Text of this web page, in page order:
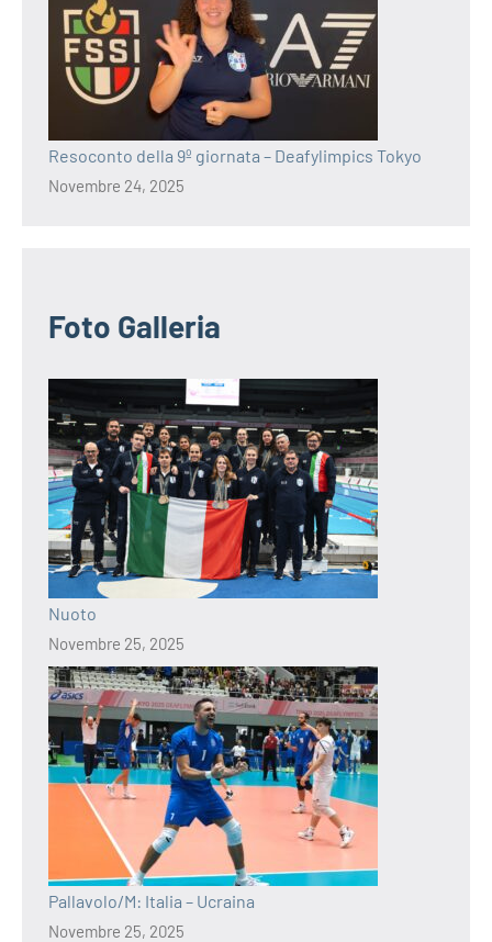
Resoconto della 9º giornata – Deafylimpics Tokyo
Novembre 24, 2025
Foto Galleria
Nuoto
Novembre 25, 2025
Pallavolo/M: Italia – Ucraina
Novembre 25, 2025